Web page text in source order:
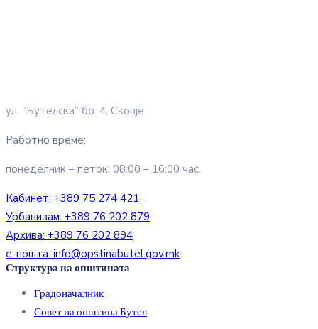
ул. “Бутелска” бр. 4, Скопје
Работно време:
понеделник – петок: 08:00 – 16:00 час.
Кабинет: +389 75 274 421
Урбанизам: +389 76 202 879
Архива: +389 76 202 894
е-пошта: info@opstinabutel.gov.mk
Структура на општината
Градоначалник
Совет на општина Бутел